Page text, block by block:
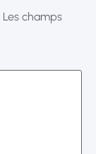
Les champs